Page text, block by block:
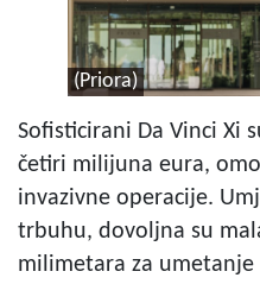
(Priora)
Sofisticirani Da Vinci Xi
četiri milijuna eura,
invazivne operacije.
trbuhu, dovoljna su
milimetara za